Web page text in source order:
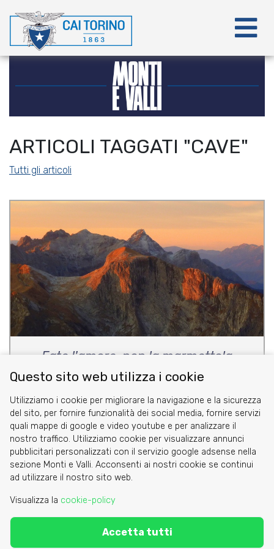
ARTICOLI TAGGATI "CAVE"
Tutti gli articoli
Fate l'amore, non la marmettola
di Margherita Cantarelli e Laura Papucci
Cookie
Privacy Policy
Area riservata
C.A.I. Sezione di Torino - via Barbaroux 1
Questo sito web utilizza i cookie
Utilizziamo i cookie per migliorare la navigazione e la sicurezza
del sito, per fornire funzionalità dei social media, fornire servizi
quali mappe di google e video youtube e per analizzare il
nostro traffico. Utilizziamo cookie per visualizzare annunci
pubblicitari personalizzati con il servizio google adsense nella
sezione Monti e Valli. Acconsenti ai nostri cookie se continui
ad utilizzare il nostro sito web.
Visualizza la cookie-policy
Accetta tutti